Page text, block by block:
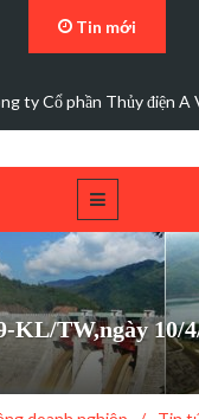
Tin mới
ty Cổ phần Thủy điện A
KL/TW,ngày 10/